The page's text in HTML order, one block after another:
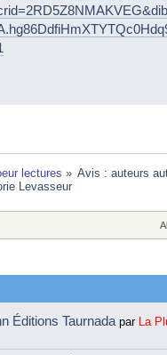
lectures » Avis : auteurs
Levasseur
Éditions Taurnadapar La